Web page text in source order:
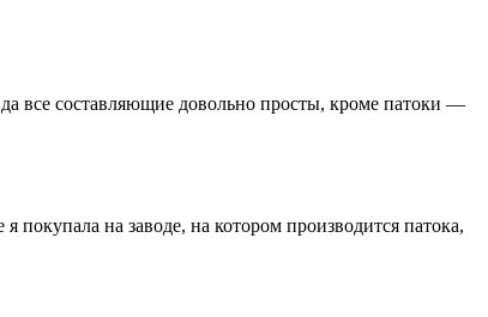
все составляющие довольно просты, кроме патоки —
на заводе, на котором производится патока,